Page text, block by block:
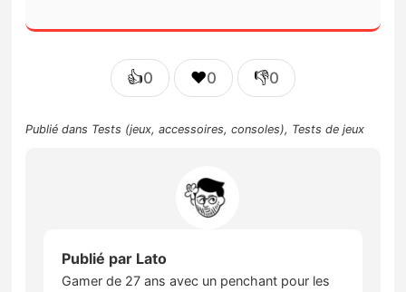
👍0 ❤️0 👎0
Publié dans Tests (jeux, accessoires, consoles), Tests de jeux
Publié par Lato
Gamer de 27 ans avec un penchant pour les